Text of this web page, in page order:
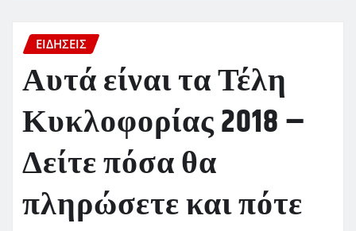
ΕΙΔΗΣΕΙΣ
Αυτά είναι τα Τέλη
Κυκλοφορίας 2018 –
Δείτε πόσα θα
πληρώσετε και πότε